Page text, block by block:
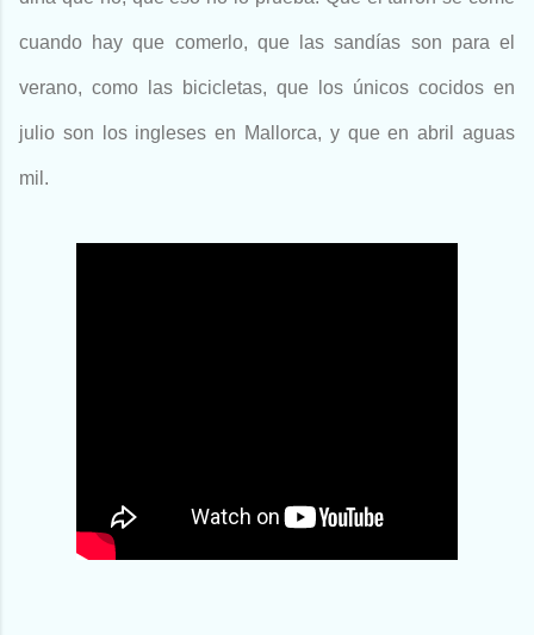
cuando hay que comerlo, que las sandías son para el
verano, como las bicicletas, que los únicos cocidos en
julio son los ingleses en Mallorca, y que en abril aguas
mil.